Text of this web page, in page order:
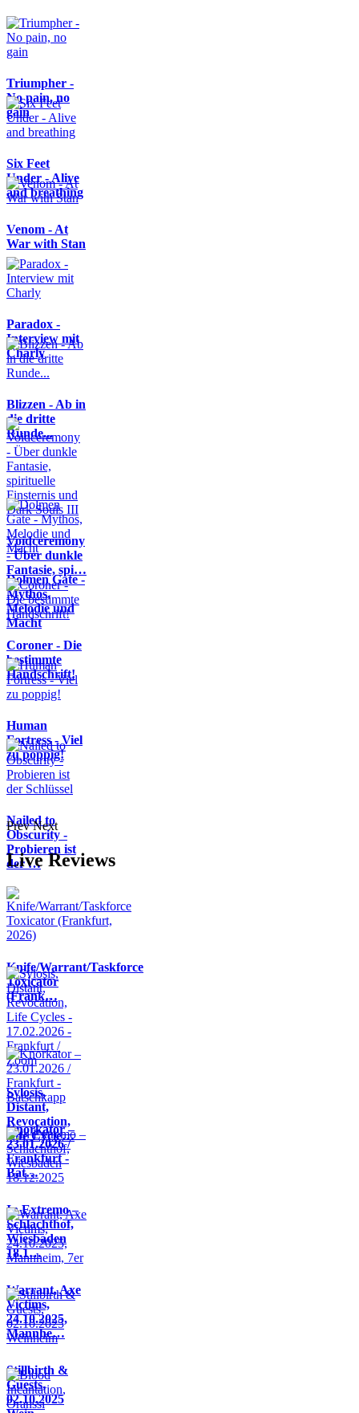
Triumpher -
No pain, no
gain
Six Feet
Under - Alive
and breathing
Venom - At
War with Stan
Paradox -
Interview mit
Charly
Blizzen - Ab in
die dritte
Runde...
Voidceremony
- Über dunkle
Fantasie, spi…
Dolmen Gate -
Mythos,
Melodie und
Macht
Coroner - Die
bestimmte
Handschrift!
Human
Fortress - Viel
zu poppig!
Nailed to
Obscurity -
Probieren ist
der …
Prev Next
Live Reviews
Knife/Warrant/Taskforce
Toxicator
(Frank…
Sylosis,
Distant,
Revocation,
Life Cycle…
Knorkator –
23.01.2026 /
Frankfurt -
Bat…
In Extremo –
Schlachthof,
Wiesbaden
18.1…
Warrant, Axe
Victims,
24.10.2025,
Mannhe…
Stillbirth &
Guests,
02.10.2025